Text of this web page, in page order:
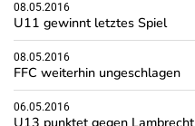
08.05.2016
U11 gewinnt letztes Spiel
08.05.2016
FFC weiterhin ungeschlagen
06.05.2016
U13 punktet gegen Lambrecht